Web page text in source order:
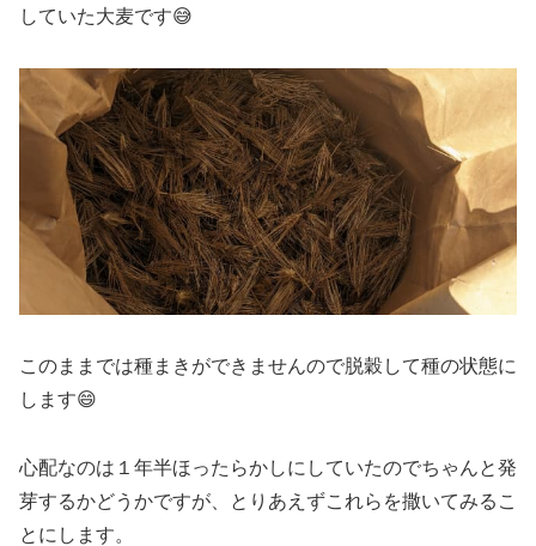
していた大麦です😅
このままでは種まきができませんので脱穀して種の状態に
します😄
心配なのは１年半ほったらかしにしていたのでちゃんと発
芽するかどうかですが、とりあえずこれらを撒いてみるこ
とにします。